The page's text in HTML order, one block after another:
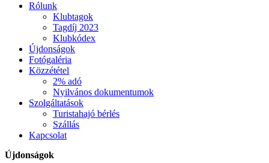
Rólunk
Klubtagok
Tagdíj 2023
Klubkódex
Újdonságok
Fotógaléria
Közzététel
2% adó
Nyilvános dokumentumok
Szolgáltatások
Turistahajó bérlés
Szállás
Kapcsolat
Újdonságok